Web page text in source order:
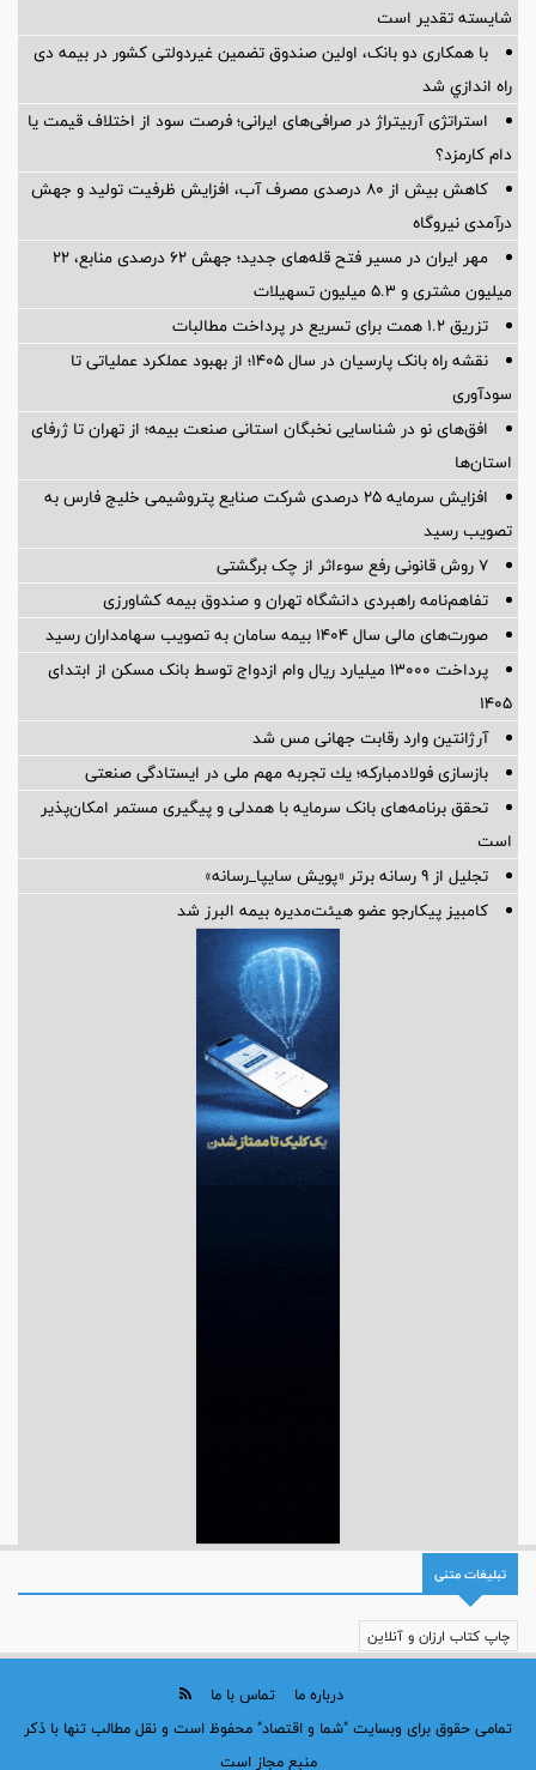
شایسته تقدیر است
با همکاری دو بانک، اولین صندوق تضمین غیردولتی کشور در بیمه دی
راه اندازي شد
استراتژی آربیتراژ در صرافی‌های ایرانی؛ فرصت سود از اختلاف قیمت یا
دام کارمزد؟
کاهش بیش از ۸۰ درصدی مصرف آب، افزایش ظرفیت تولید و جهش
درآمدی نیروگاه
مهر ایران در مسیر فتح قله‌های جدید؛ جهش ۶۲ درصدی منابع، ۲۲
میلیون مشتری و ۵.۳ میلیون تسهیلات
تزریق ۱.۲ همت برای تسریع در پرداخت مطالبات
نقشه راه بانک پارسیان در سال ۱۴۰۵؛ از بهبود عملکرد عملیاتی تا
سودآوری
افق‌های نو در شناسایی نخبگان استانی صنعت بیمه؛ از تهران تا ژرفای
استان‌ها
افزایش سرمایه ۲۵ درصدی شرکت صنایع پتروشیمی خلیج فارس به
تصویب رسید
۷ روش قانونی رفع سوء‌اثر از چک برگشتی
تفاهم‌نامه راهبردی دانشگاه تهران و صندوق بیمه كشاورزی
صورت‌های مالی سال ۱۴۰۴ بیمه سامان به تصویب سهامداران رسید
پرداخت ۱۳۰۰۰ میلیارد ریال وام ازدواج توسط بانک مسکن از ابتدای
۱۴۰۵
آرژانتین وارد رقابت جهانی مس شد
بازسازی فولادمباركه؛ یك تجربه مهم ملی در ایستادگی صنعتی
تحقق برنامه‌های بانک سرمایه با همدلی و پیگیری مستمر امکان‌پذیر
است
تجلیل از ۹ رسانه برتر «پویش سایپا_رسانه»
کامبیز پیکارجو عضو هیئت‌مدیره بيمه البرز شد
تبلیغات متنی
چاپ کتاب ارزان و آنلاین
درباره ما
تماس با ما
تمامی حقوق برای وبسایت "شما و اقتصاد" محفوظ است و نقل مطالب تنها با ذکر
منبع مجاز است